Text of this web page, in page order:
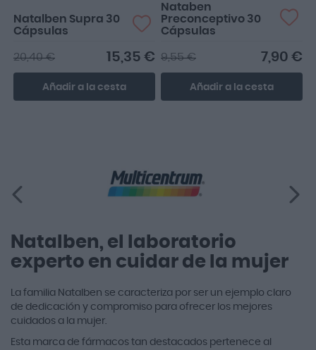
Natalben Supra 30
Cápsulas
15,35 €
20,40 €
Añadir a la cesta
Nataben
Preconceptivo 30
Cápsulas
7,90 €
9,55 €
Añadir a la cesta
Natalben, el laboratorio
experto en cuidar de la mujer
La familia Natalben se caracteriza por ser un ejemplo claro
de dedicación y compromiso para ofrecer los mejores
cuidados a la mujer.
Esta marca de fármacos tan destacados pertenece al